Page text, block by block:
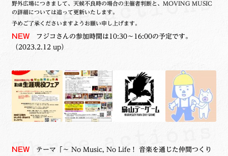
野外広場につきまして、
天候不良時の場合の主催者判断と、MOVING MUSIC
の詳細については追って更新いたします。
予め ご了承くださいますよう お願い申し上げます。
NEW
フジコさんの参加時間は10:30～16:00の予定です。
（2023.2.12 up）
NEWテーマ「～ No Music, No Life！ 音楽を通じた仲間つくり